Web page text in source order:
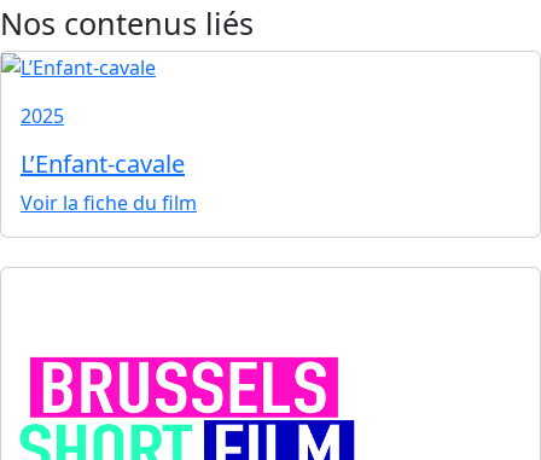
Nos contenus liés
2025
L’Enfant-cavale
Voir la fiche du film